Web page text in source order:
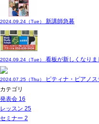
2024.09.24（Tue） 新講師急募
2024.09.24（Tue） 看板が新しくなりま
2024.07.25（Thu）
ピティナ・ピアノ
カテゴリ
発表会 16
レッスン 25
セミナー 2